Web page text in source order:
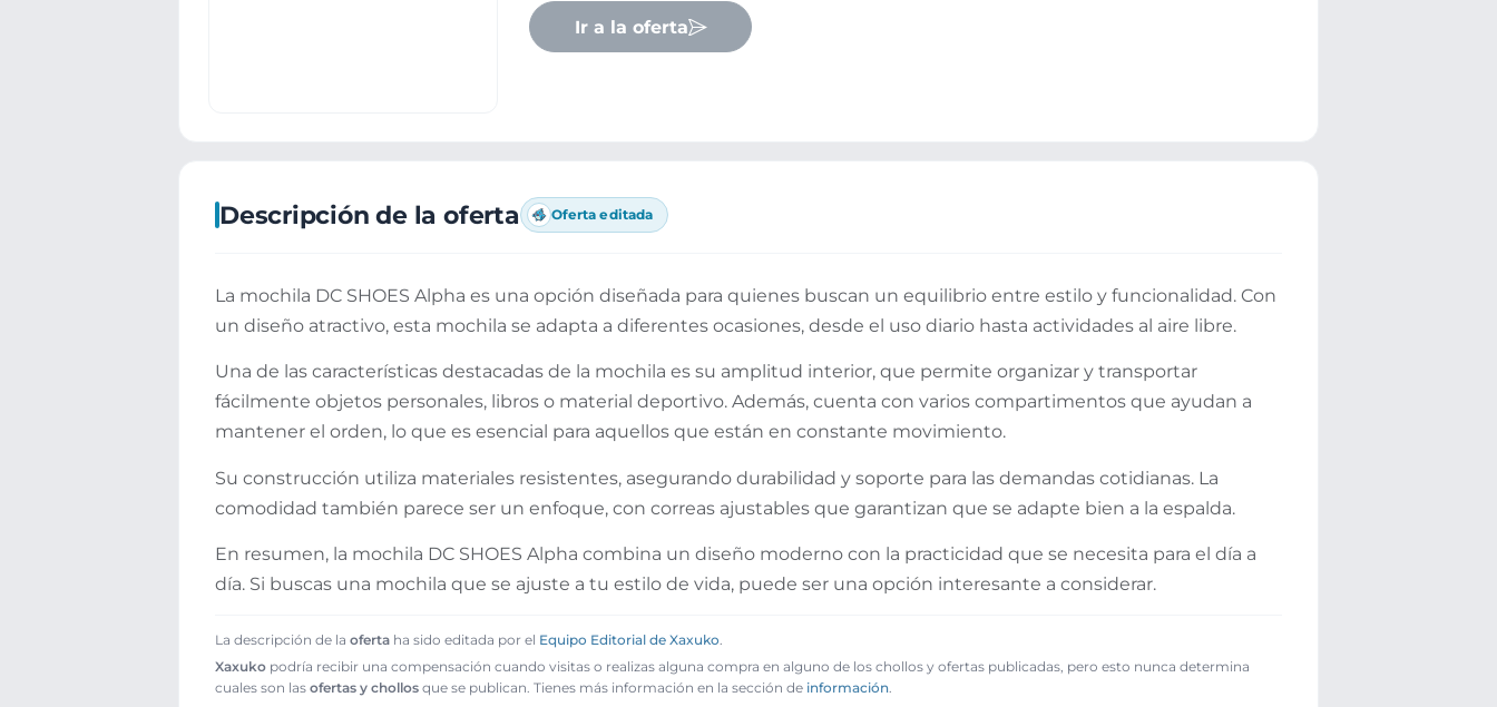
Ir a la oferta
Descripción de la oferta Oferta editada
La mochila DC SHOES Alpha es una opción diseñada para quienes buscan un equilibrio entre estilo y funcionalidad. Con
un diseño atractivo, esta mochila se adapta a diferentes ocasiones, desde el uso diario hasta actividades al aire libre.
Una de las características destacadas de la mochila es su amplitud interior, que permite organizar y transportar
fácilmente objetos personales, libros o material deportivo. Además, cuenta con varios compartimentos que ayudan a
mantener el orden, lo que es esencial para aquellos que están en constante movimiento.
Su construcción utiliza materiales resistentes, asegurando durabilidad y soporte para las demandas cotidianas. La
comodidad también parece ser un enfoque, con correas ajustables que garantizan que se adapte bien a la espalda.
En resumen, la mochila DC SHOES Alpha combina un diseño moderno con la practicidad que se necesita para el día a
día. Si buscas una mochila que se ajuste a tu estilo de vida, puede ser una opción interesante a considerar.
La descripción de la oferta ha sido editada por el Equipo Editorial de Xaxuko
Xaxuko podría recibir una compensación cuando visitas o realizas alguna compra en alguno de los chollos y ofertas publicadas, pero esto nunca determina
cuales son las ofertas y chollos que se publican. Tienes más información en la sección de información